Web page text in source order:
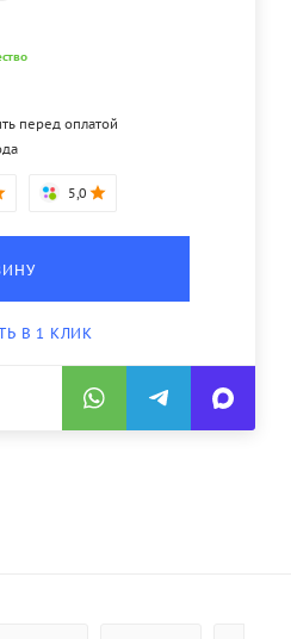
перед оплатой
5,0
В 1 КЛИК